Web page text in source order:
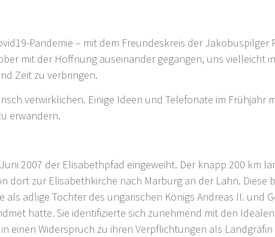
Pandemie – mit dem Freundeskreis der Jakobuspilger
mit der Hoffnung auseinander gegangen, uns vielleicht
Zeit zu verbringen.
verwirklichen. Einige Ideen und Telefonate im Frühjahr
erwandern.
2007 der Elisabethpfad eingeweiht. Der knapp 200 km
zur Elisabethkirche nach Marburg an der Lahn. Diese
adlige Tochter des ungarischen Königs Andreas II. und
hatte. Sie identifizierte sich zunehmend mit den
einen Widerspruch zu ihren Verpflichtungen als